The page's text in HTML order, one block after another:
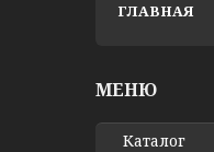
ГЛАВНАЯ
Каталог